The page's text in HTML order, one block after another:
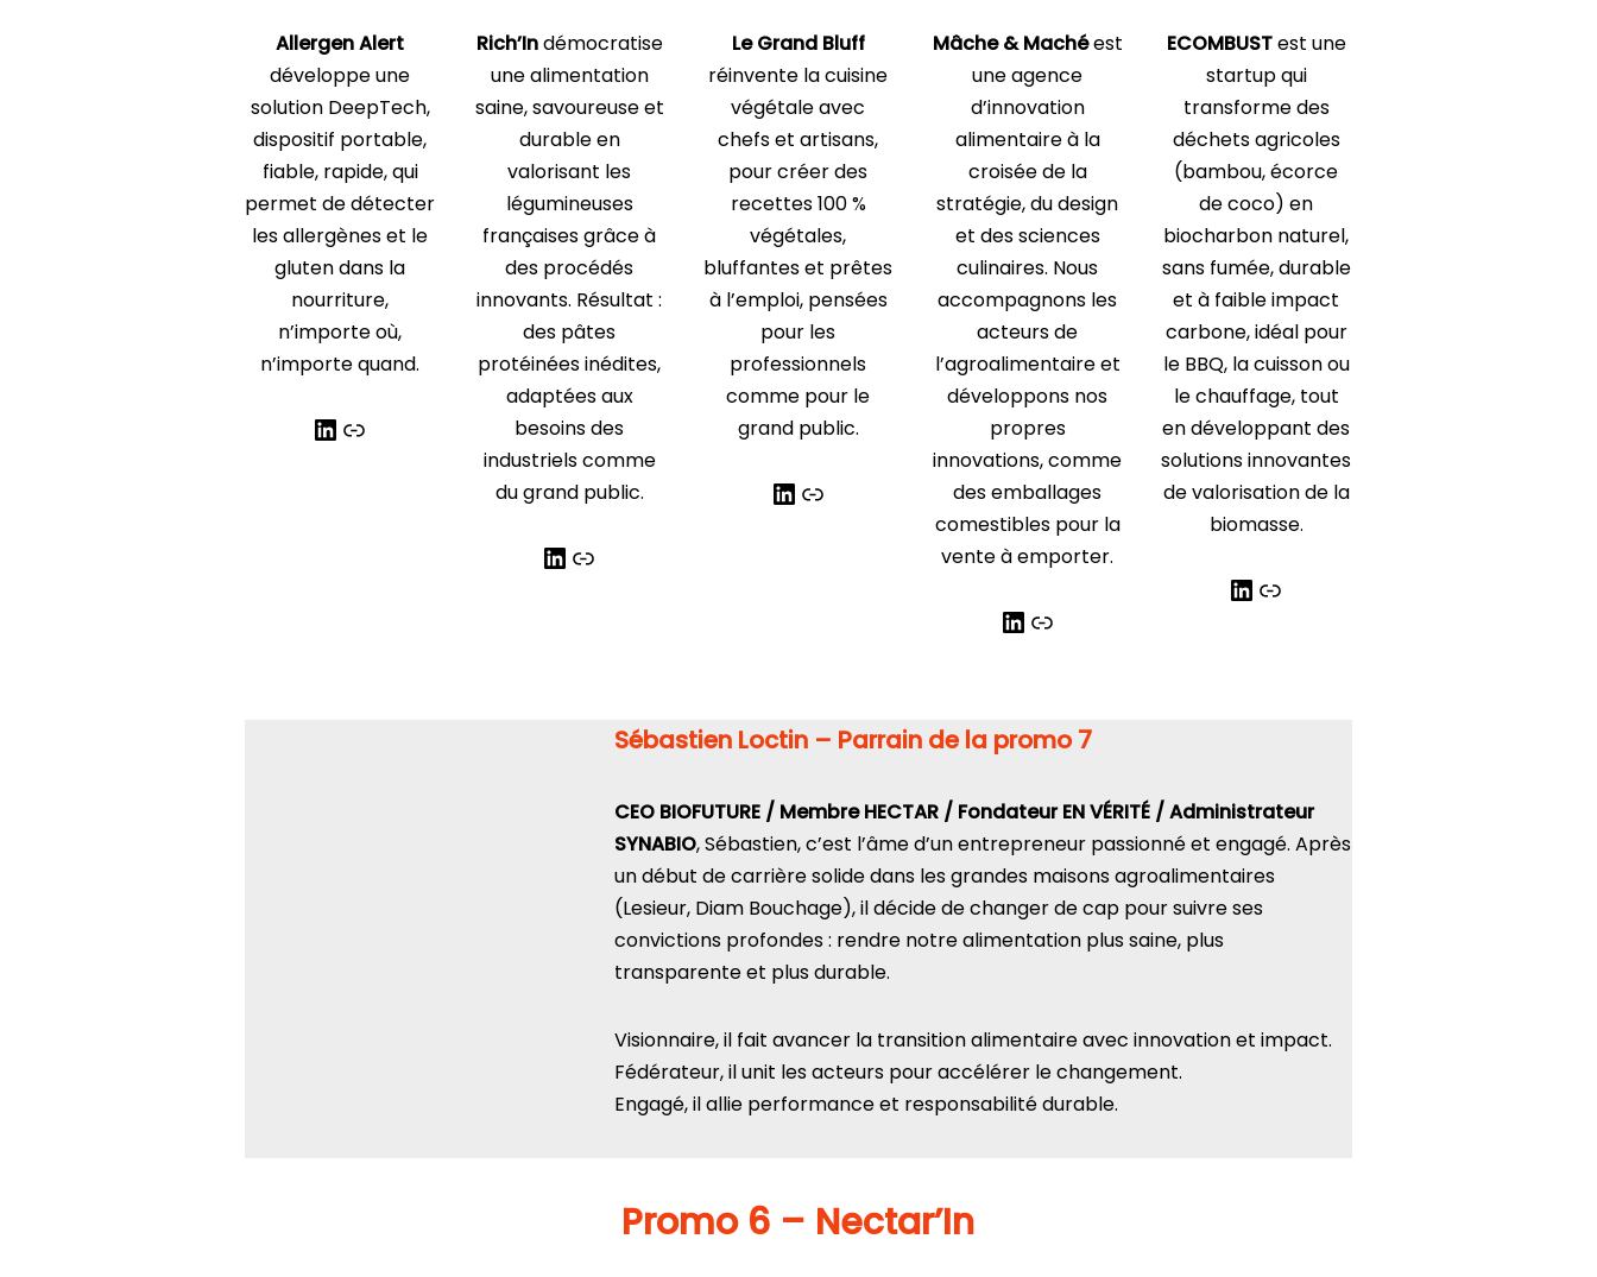
Allergen Alert
développe une
solution DeepTech,
dispositif portable,
fiable, rapide, qui
permet de détecter
les allergènes et le
gluten dans la
nourriture,
n’importe où,
n’importe quand.
Rich’Indémocratise
une alimentation
saine, savoureuse et
durable en
valorisant les
légumineuses
françaises grâce à
des procédés
innovants. Résultat :
des pâtes
protéinées inédites,
adaptées aux
besoins des
industriels comme
du grand public.
Le Grand Bluff
réinvente la cuisine
végétale avec
chefs et artisans,
pour créer des
recettes 100 %
végétales,
bluffantes et prêtes
à l’emploi, pensées
pour les
professionnels
comme pour le
grand public.
Mâche & Machéest
une agence
d’innovation
alimentaire à la
croisée de la
stratégie, du design
et des sciences
culinaires. Nous
accompagnons les
acteurs de
l’agroalimentaire et
développons nos
propres
innovations, comme
des emballages
comestibles pour la
vente à emporter.
ECOMBUSTest une
startup qui
transforme des
déchets agricoles
(bambou, écorce
de coco) en
biocharbon naturel,
sans fumée, durable
et à faible impact
carbone, idéal pour
le BBQ, la cuisson ou
le chauffage, tout
en développant des
solutions innovantes
de valorisation de la
biomasse.
Sébastien Loctin – Parrain de la promo 7
CEO BIOFUTURE / Membre HECTAR / Fondateur EN VÉRITÉ / Administrateur
SYNABIO, Sébastien, c’est l’âme d’un entrepreneur passionné et engagé. Après
un début de carrière solide dans les grandes maisons agroalimentaires
(Lesieur, Diam Bouchage), il décide de changer de cap pour suivre ses
convictions profondes : rendre notre alimentation plus saine, plus
transparente et plus durable.
Visionnaire, il fait avancer la transition alimentaire avec innovation et impact.
Fédérateur, il unit les acteurs pour accélérer le changement.
Engagé, il allie performance et responsabilité durable.
Promo6 – Nectar’In